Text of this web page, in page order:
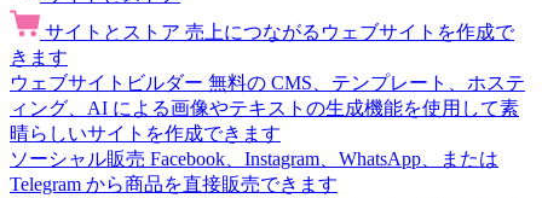
サイトとストア 売上につながるウェブサイトを作成で
きます
ウェブサイトビルダー 無料の CMS、テンプレート、ホステ
ィング、AI による画像やテキストの生成機能を使用して素
晴らしいサイトを作成できます
ソーシャル販売 Facebook、Instagram、WhatsApp、または
Telegram から商品を直接販売できます